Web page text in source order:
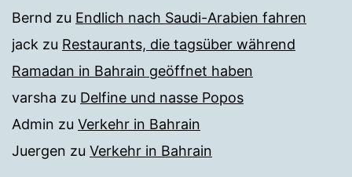
Bernd zu Endlich nach Saudi-Arabien fahren
jack zu Restaurants, die tagsüber während
Ramadan in Bahrain geöffnet haben
varsha zu Delfine und nasse Popos
Admin zu Verkehr in Bahrain
Juergen zu Verkehr in Bahrain